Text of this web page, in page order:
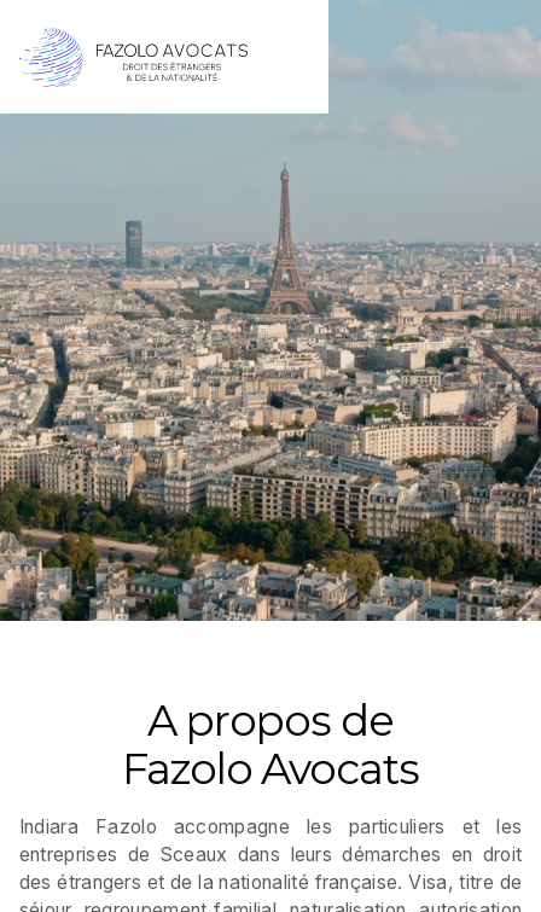
A propos de
Fazolo Avocats
Indiara Fazolo accompagne les particuliers et les
entreprises de Sceaux dans leurs démarches en droit
des étrangers et de la nationalité française. Visa, titre de